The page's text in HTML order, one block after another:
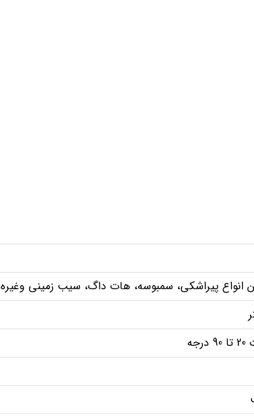
انواع پیراشکی، سمبوسه، هات داگ، سیب زمینی وغیره